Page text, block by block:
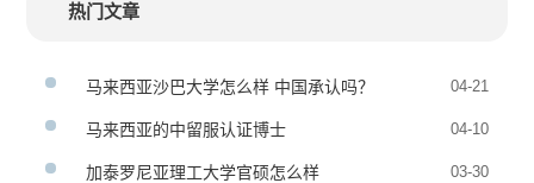
热门文章
马来西亚沙巴大学怎么样 中国承认吗？ 04-21
马来西亚的中留服认证博士 04-10
加泰罗尼亚理工大学官硕怎么样 03-30